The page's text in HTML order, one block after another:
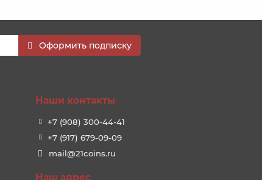
Оформить подписку
Наши контакты
+7 (908) 300-44-41
+7 (917) 679-09-09
mail@21coins.ru
Наш адрес